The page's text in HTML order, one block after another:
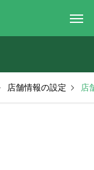
店舗情報の設定 店